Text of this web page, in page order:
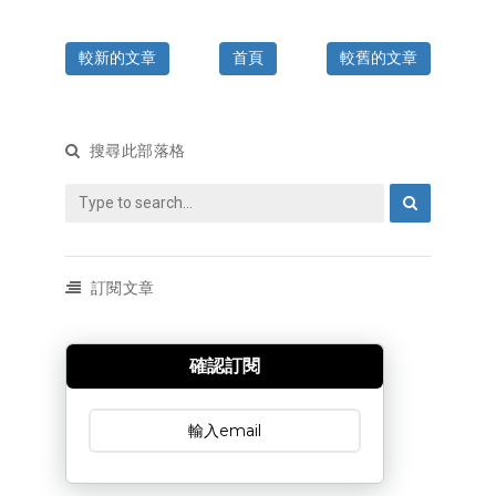
較新的文章 較舊的文章
首頁
搜尋此部落格
訂閱文章
訂閱文章
確認訂閱